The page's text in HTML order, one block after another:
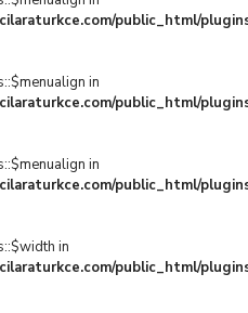
public_html/
in
public_html/
in
public_html/
in
public_html/